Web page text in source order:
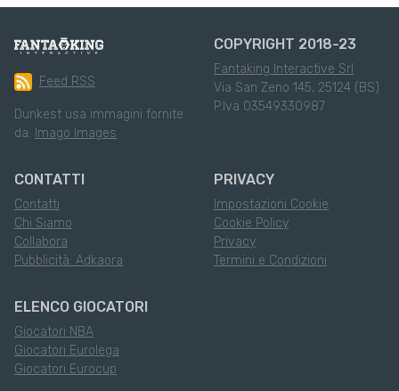
Feed RSS
Dunkest usa immagini fornite
da: Imago Images
COPYRIGHT 2018-23
Fantaking Interactive Srl
Via San Zeno 145, 25124 (BS)
P.Iva 03549330987
CONTATTI
Contatti
Chi Siamo
Collabora
Pubblicità: Adkaora
PRIVACY
Impostazioni Cookie
Cookie Policy
Privacy
Termini e Condizioni
ELENCO GIOCATORI
Giocatori NBA
Giocatori Eurolega
Giocatori Eurocup